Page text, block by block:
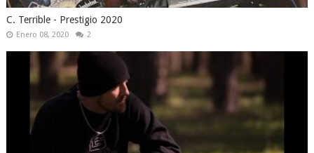
C. Terrible - Prestigio 2020
Enero 08, 2020 2